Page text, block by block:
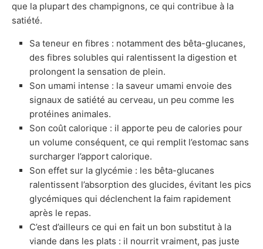
que la plupart des champignons, ce qui contribue à la
satiété.
Sa teneur en fibres : notamment des bêta-glucanes,
des fibres solubles qui ralentissent la digestion et
prolongent la sensation de plein.
Son umami intense : la saveur umami envoie des
signaux de satiété au cerveau, un peu comme les
protéines animales.
Son coût calorique : il apporte peu de calories pour
un volume conséquent, ce qui remplit l’estomac sans
surcharger l’apport calorique.
Son effet sur la glycémie : les bêta-glucanes
ralentissent l’absorption des glucides, évitant les pics
glycémiques qui déclenchent la faim rapidement
après le repas.
C’est d’ailleurs ce qui en fait un bon substitut à la
viande dans les plats : il nourrit vraiment, pas juste